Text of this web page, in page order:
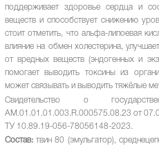
поддерживает здоровье сердца и
веществ и способствует снижению
стоит отметить, что альфа-липоевая
влияние на обмен холестерина,
от вредных веществ (эндогенных и
помогает выводить токсины из
может связывать и выводить тяжёлые
Свидетельство о
AM.01.01.01.003.R.000575.08.23 от
ТУ 10.89.19-056-78056148-2023.
Состав: твин 80 (эмульгатор),